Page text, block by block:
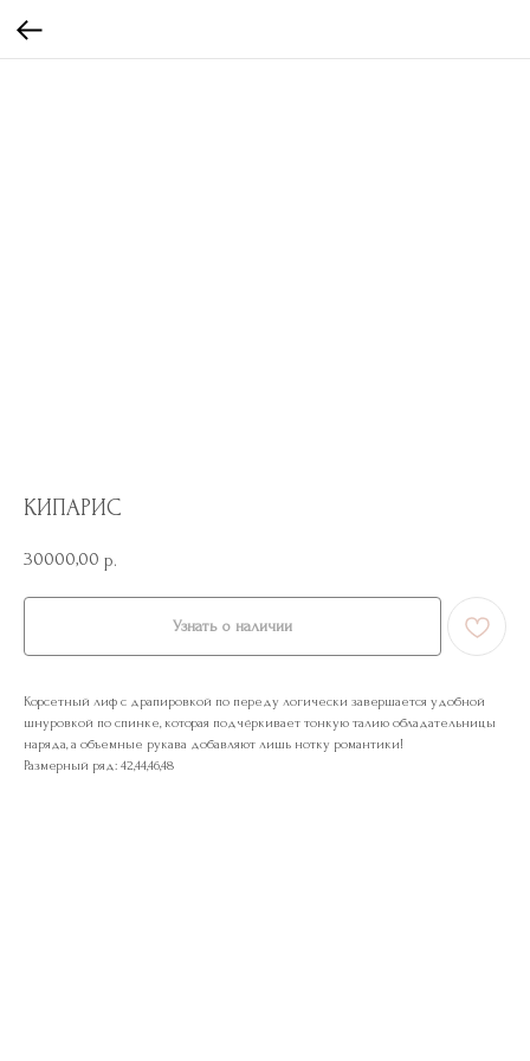
КИПАРИС
30000,00 р.
Узнать о наличии
Корсетный лиф с драпировкой по переду логически завершается удобной
шнуровкой по спинке, которая подчёркивает тонкую талию обладательницы
наряда, а объемные рукава добавляют лишь нотку романтики!
Размерный ряд: 42,44,46,48